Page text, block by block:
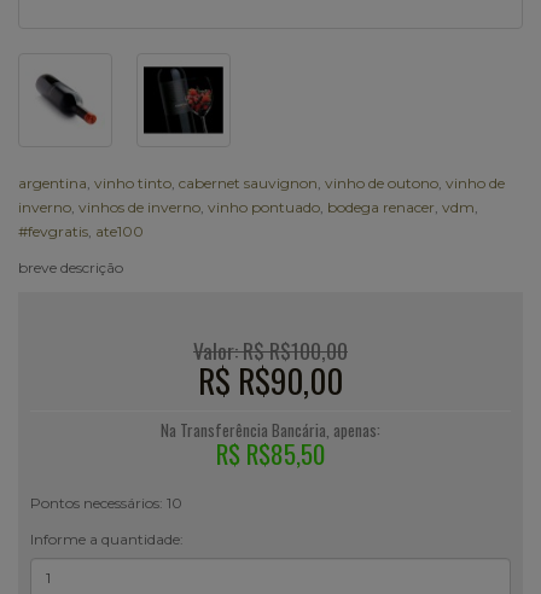
argentina vinho tinto cabernet sauvignon vinho de outono vinho de
inverno vinhos de inverno vinho pontuado bodega renacer vdm
#fevgratis ate100
breve descrição
Valor: R$ R$100,00
R$ R$90,00
Na Transferência Bancária, apenas:
R$ R$85,50
Pontos necessários: 10
Informe a quantidade: